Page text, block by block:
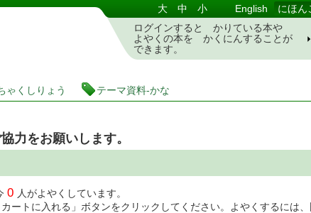
くシステム 大 中 小 English にほん
ログインすると かりている本や
よやくの本を かくにんすることが
できます。
ゃくしりょう テーマ資料-かな
力をお願いします。
0 人がよやくしています。
ートに入れる」ボタンをクリックしてください。よやくするには